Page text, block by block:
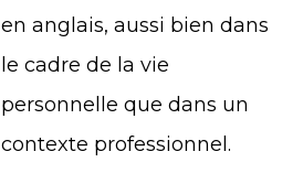
en anglais, aussi bien dans
le cadre de la vie
personnelle que dans un
contexte professionnel.